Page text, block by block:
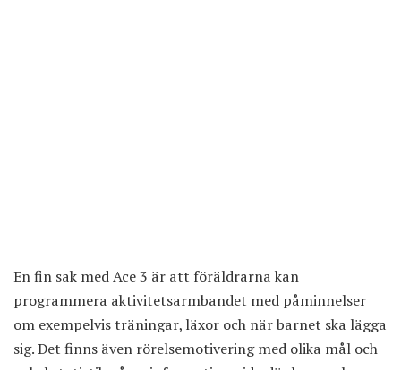
En fin sak med Ace 3 är att föräldrarna kan
programmera aktivitetsarmbandet med påminnelser
om exempelvis träningar, läxor och när barnet ska lägga
sig. Det finns även rörelsemotivering med olika mål och